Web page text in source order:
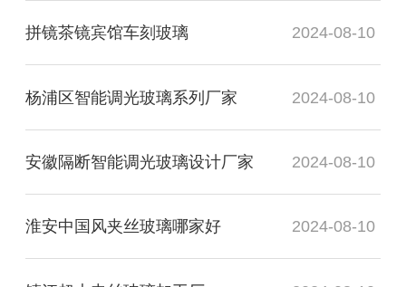
拼镜茶镜宾馆车刻玻璃 2024-08-10
杨浦区智能调光玻璃系列厂家 2024-08-10
安徽隔断智能调光玻璃设计厂家 2024-08-10
淮安中国风夹丝玻璃哪家好 2024-08-10